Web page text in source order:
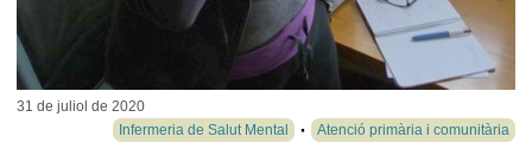
31 de juliol de 2020
Infermeria de Salut Mental
Atenció primària i comunitària